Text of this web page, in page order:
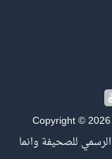
Copyright ©
للصحيفة وانما